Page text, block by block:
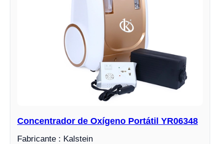
Concentrador de Oxígeno Portátil YR06348
Fabricante : Kalstein